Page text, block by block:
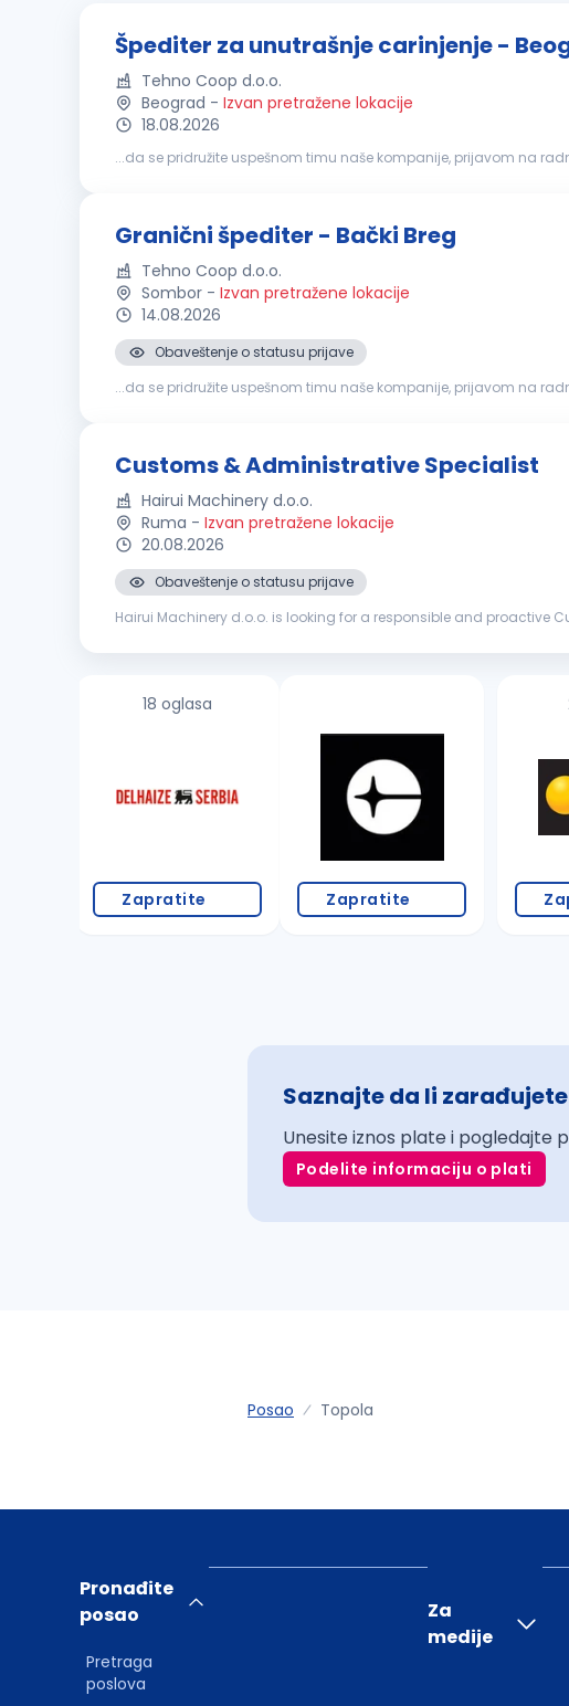
Špediter za unutrašnje carinjenje -
Tehno Coop d.o.o.
Beograd - Izvan pretražene lokacije
18.08.2026
...da se pridružite uspešnom timu naše kompanije, prijavom na
Granični špediter - Bački Breg
Tehno Coop d.o.o.
Sombor - Izvan pretražene lokacije
14.08.2026
Obaveštenje o statusu prijave
...da se pridružite uspešnom timu naše kompanije, prijavom na
Customs & Administrative Specialist
Hairui Machinery d.o.o.
Ruma - Izvan pretražene lokacije
20.08.2026
Obaveštenje o statusu prijave
Hairui Machinery d.o.o. is looking for a responsible and
18 oglasa
Zapratite Zapratite
Saznajte da li
Unesite iznos plate i pogledajte
Podelite informaciju o plati
Posao Topola
Pronađite
posao
Pretraga
poslova
Za
medije